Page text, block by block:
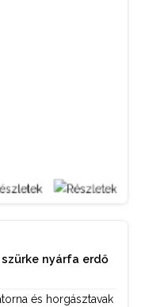
nyárfa erdő
és horgásztavak
Tipus: